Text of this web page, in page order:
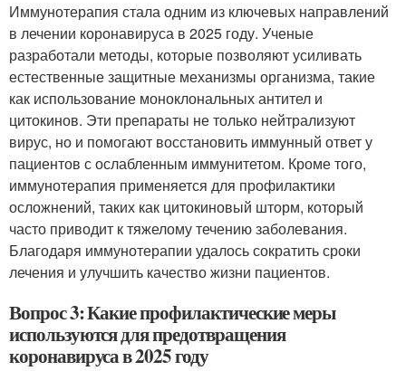
Иммунотерапия стала одним из ключевых направлений
в лечении коронавируса в 2025 году. Ученые
разработали методы, которые позволяют усиливать
естественные защитные механизмы организма, такие
как использование моноклональных антител и
цитокинов. Эти препараты не только нейтрализуют
вирус, но и помогают восстановить иммунный ответ у
пациентов с ослабленным иммунитетом. Кроме того,
иммунотерапия применяется для профилактики
осложнений, таких как цитокиновый шторм, который
часто приводит к тяжелому течению заболевания.
Благодаря иммунотерапии удалось сократить сроки
лечения и улучшить качество жизни пациентов.
Вопрос 3: Какие профилактические меры
используются для предотвращения
коронавируса в 2025 году